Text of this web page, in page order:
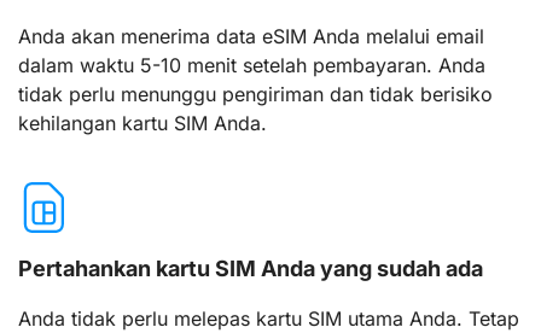
Anda akan menerima data eSIM Anda melalui email
dalam waktu 5-10 menit setelah pembayaran. Anda
tidak perlu menunggu pengiriman dan tidak berisiko
kehilangan kartu SIM Anda.
Pertahankan kartu SIM Anda yang sudah ada
Anda tidak perlu melepas kartu SIM utama Anda. Tetap